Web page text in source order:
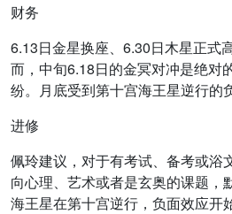
财务
6.13日金星换座、6.30日木星正式
而，中旬6.18日的金冥对冲是绝对
纷。月底受到第十宫海王星逆行的
进修
佩玲建议，对于有考试、备考或浴
向心理、艺术或者是玄奥的课题
海王星在第十宫逆行，负面效应开